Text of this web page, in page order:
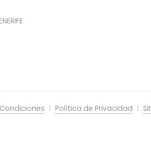
Política de Privacidad